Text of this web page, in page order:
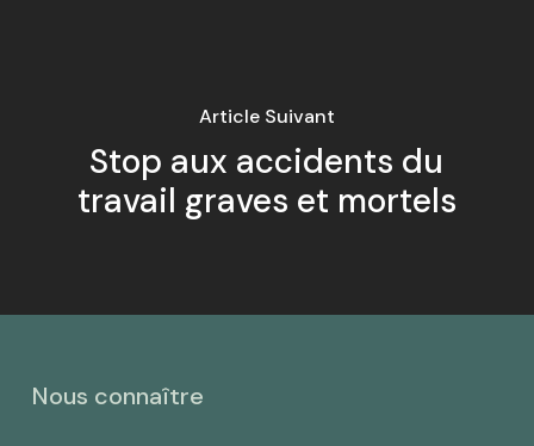
Article Suivant
Stop aux accidents du
travail graves et mortels
Nous connaître